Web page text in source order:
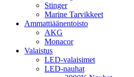
Stinger
Marine Tarvikkeet
Ammattiäänentoisto
AKG
Monacor
Valaistus
LED-valaisimet
LED-nauhat